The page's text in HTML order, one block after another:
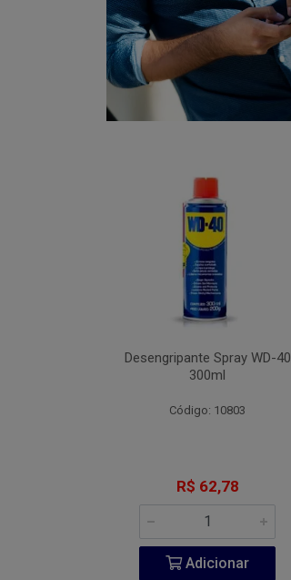
Desengripante Spray WD-40
300ml
Código: 10803
R$ 62,78
Adicionar